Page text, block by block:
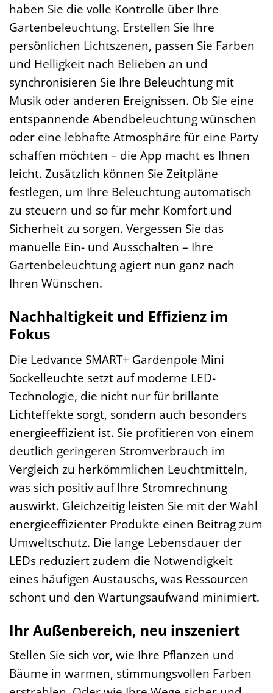
haben Sie die volle Kontrolle über Ihre
Gartenbeleuchtung. Erstellen Sie Ihre
persönlichen Lichtszenen, passen Sie Farben
und Helligkeit nach Belieben an und
synchronisieren Sie Ihre Beleuchtung mit
Musik oder anderen Ereignissen. Ob Sie eine
entspannende Abendbeleuchtung wünschen
oder eine lebhafte Atmosphäre für eine Party
schaffen möchten – die App macht es Ihnen
leicht. Zusätzlich können Sie Zeitpläne
festlegen, um Ihre Beleuchtung automatisch
zu steuern und so für mehr Komfort und
Sicherheit zu sorgen. Vergessen Sie das
manuelle Ein- und Ausschalten – Ihre
Gartenbeleuchtung agiert nun ganz nach
Ihren Wünschen.
Nachhaltigkeit und Effizienz im
Fokus
Die Ledvance SMART+ Gardenpole Mini
Sockelleuchte setzt auf moderne LED-
Technologie, die nicht nur für brillante
Lichteffekte sorgt, sondern auch besonders
energieeffizient ist. Sie profitieren von einem
deutlich geringeren Stromverbrauch im
Vergleich zu herkömmlichen Leuchtmitteln,
was sich positiv auf Ihre Stromrechnung
auswirkt. Gleichzeitig leisten Sie mit der Wahl
energieeffizienter Produkte einen Beitrag zum
Umweltschutz. Die lange Lebensdauer der
LEDs reduziert zudem die Notwendigkeit
eines häufigen Austauschs, was Ressourcen
schont und den Wartungsaufwand minimiert.
Ihr Außenbereich, neu inszeniert
Stellen Sie sich vor, wie Ihre Pflanzen und
Bäume in warmen, stimmungsvollen Farben